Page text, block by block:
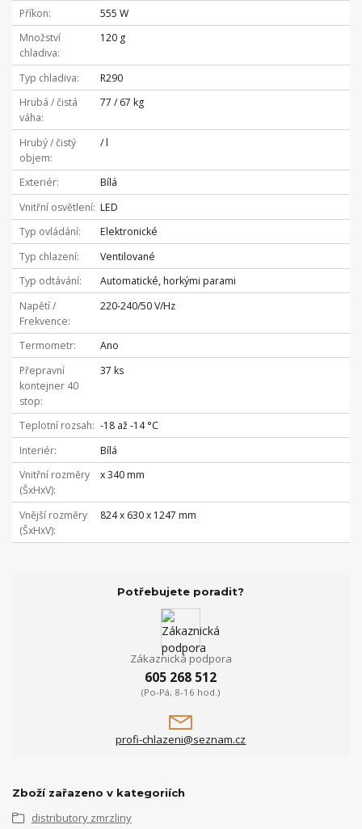
Příkon
555 W
Množství
chladiva
120 g
Typ chladiva
R290
Hrubá / čistá
váha
77 / 67 kg
Hrubý / čistý
objem
/ l
Exteriér
Bílá
Vnitřní osvětlení LED
Typ ovládání
Elektronické
Typ chlazení
Ventilované
Typ odtávání
Automatické, horkými parami
Napětí /
Frekvence
220-240/50 V/Hz
Termometr
Ano
Přepravní
kontejner 40
stop
37 ks
Teplotní rozsah
-18 až -14 °C
Interiér
Bílá
Vnitřní rozměry
(ŠxHxV)
x 340 mm
Vnější rozměry
(ŠxHxV)
824 x 630 x 1247 mm
Potřebujete poradit?
Zákaznická podpora
605 268 512
(Po-Pá, 8-16 hod.)
profi-chlazeni@seznam.cz
Zboží zařazeno v kategoriích
distributory zmrzliny